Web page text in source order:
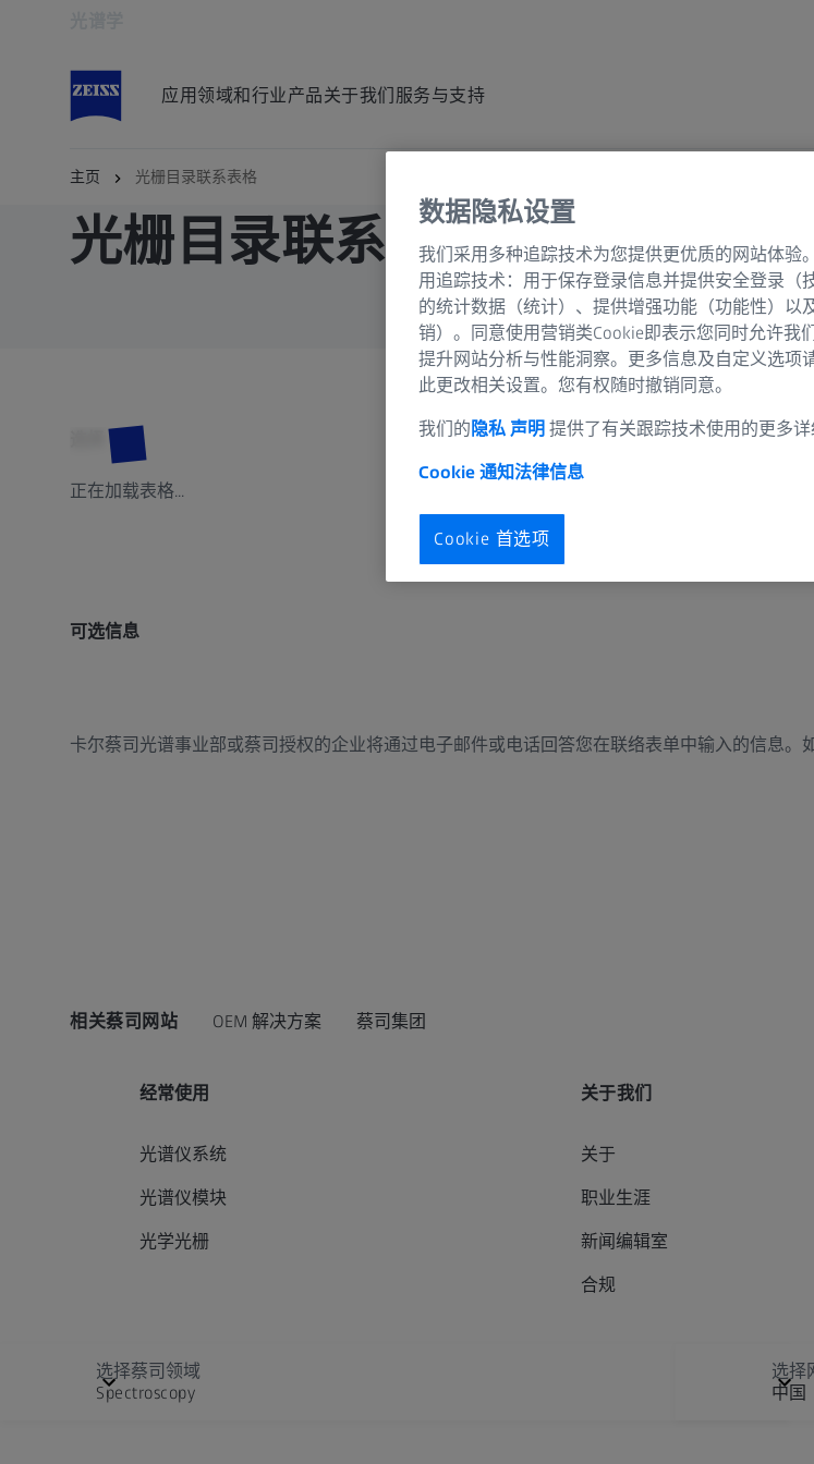
应用领域和行业产品关于我们 服务与支持
主页 光栅目录联系表格
光栅目录联系表格
正在加载表格...
可选信息
卡尔蔡司光谱事业部或蔡司授权的企业将通过电子邮件或电话回答您在联络表单中输入的信息
相关蔡司网站 OEM 解决方案 蔡司集团
经常使用
光谱仪系统
光谱仪模块
光学光栅
关于我们
关于
职业生涯
新闻编辑室
合规
选择蔡司领域
Spectroscopy
选择
中国
数据隐私设置
我们采用多种追踪技术为您提供更优质的网站体验
用追踪技术：用于保存登录信息并提供安全登录（
的统计数据（统计）、提供增强功能（功能性）以
销）。同意使用营销类Cookie即表示您同时允许我
提升网站分析与性能洞察。更多信息及自定义选项
此更改相关设置。您有权随时撤销同意。
我们的 隐私 声明 提供了有关跟踪技术使用的更多详
Cookie 通知法律信息
Cookie 首选项